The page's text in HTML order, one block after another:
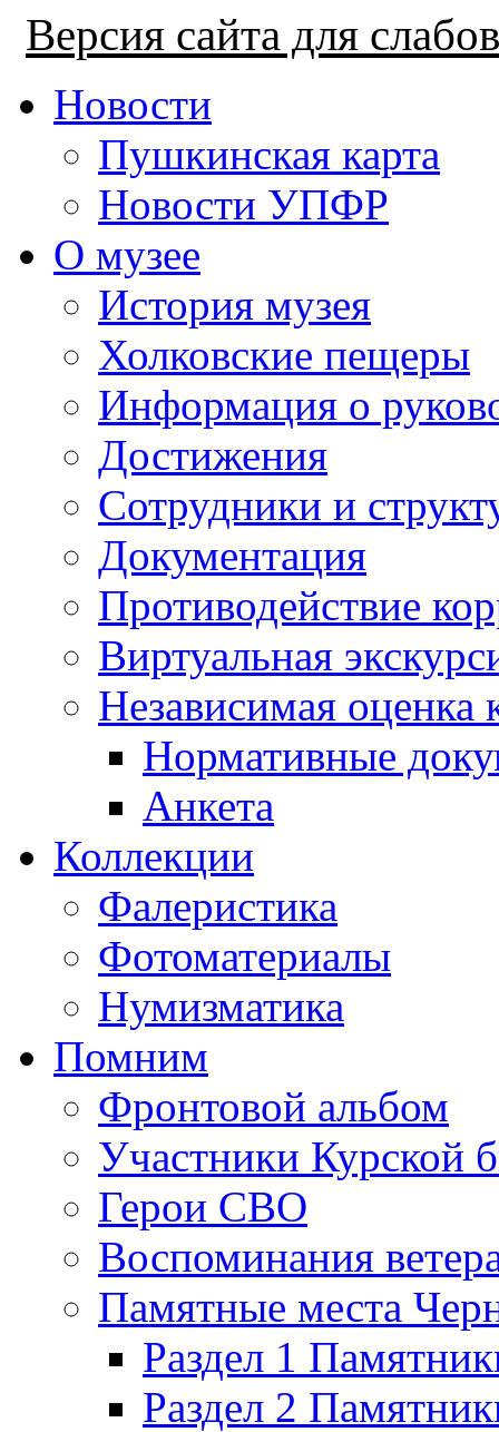
Версия сайта для
Новости
Пушкинская карта
Новости УПФР
О музее
История музея
Холковские пещеры
Информация о
Достижения
Сотрудники и
Документация
Противодействие
Виртуальная
Независимая оценка
Нормативные
Анкета
Коллекции
Фалеристика
Фотоматериалы
Нумизматика
Помним
Фронтовой альбом
Участники Курской
Герои СВО
Воспоминания
Памятные места
Раздел 1
Раздел 2